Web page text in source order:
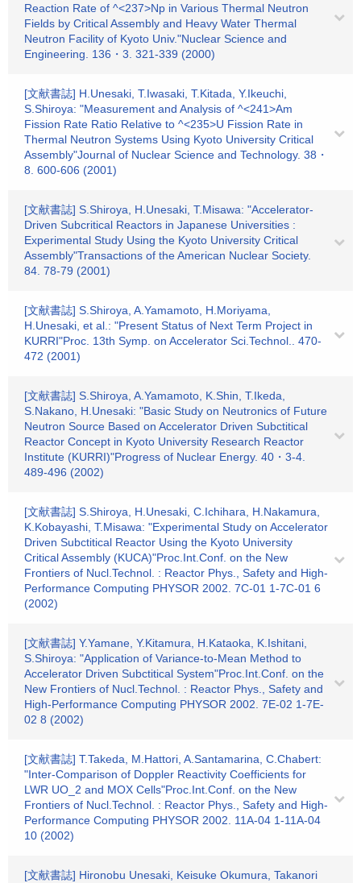
Reaction Rate of ^<237>Np in Various Thermal Neutron
Fields by Critical Assembly and Heavy Water Thermal
Neutron Facility of Kyoto Univ."Nuclear Science and
Engineering. 136・3. 321-339 (2000)
[文献書誌] H.Unesaki, T.Iwasaki, T.Kitada, Y.Ikeuchi,
S.Shiroya: "Measurement and Analysis of ^<241>Am
Fission Rate Ratio Relative to ^<235>U Fission Rate in
Thermal Neutron Systems Using Kyoto University Critical
Assembly"Journal of Nuclear Science and Technology. 38・
8. 600-606 (2001)
[文献書誌] S.Shiroya, H.Unesaki, T.Misawa: "Accelerator-
Driven Subcritical Reactors in Japanese Universities :
Experimental Study Using the Kyoto University Critical
Assembly"Transactions of the American Nuclear Society.
84. 78-79 (2001)
[文献書誌] S.Shiroya, A.Yamamoto, H.Moriyama,
H.Unesaki, et al.: "Present Status of Next Term Project in
KURRI"Proc. 13th Symp. on Accelerator Sci.Technol.. 470-
472 (2001)
[文献書誌] S.Shiroya, A.Yamamoto, K.Shin, T.Ikeda,
S.Nakano, H.Unesaki: "Basic Study on Neutronics of Future
Neutron Source Based on Accelerator Driven Subctitical
Reactor Concept in Kyoto University Research Reactor
Institute (KURRI)"Progress of Nuclear Energy. 40・3-4.
489-496 (2002)
[文献書誌] S.Shiroya, H.Unesaki, C.Ichihara, H.Nakamura,
K.Kobayashi, T.Misawa: "Experimental Study on Accelerator
Driven Subctitical Reactor Using the Kyoto University
Critical Assembly (KUCA)"Proc.Int.Conf. on the New
Frontiers of Nucl.Technol. : Reactor Phys., Safety and High-
Performance Computing PHYSOR 2002. 7C-01 1-7C-01 6
(2002)
[文献書誌] Y.Yamane, Y.Kitamura, H.Kataoka, K.Ishitani,
S.Shiroya: "Application of Variance-to-Mean Method to
Accelerator Driven Subctitical System"Proc.Int.Conf. on the
New Frontiers of Nucl.Technol. : Reactor Phys., Safety and
High-Performance Computing PHYSOR 2002. 7E-02 1-7E-
02 8 (2002)
[文献書誌] T.Takeda, M.Hattori, A.Santamarina, C.Chabert:
"Inter-Comparison of Doppler Reactivity Coefficients for
LWR UO_2 and MOX Cells"Proc.Int.Conf. on the New
Frontiers of Nucl.Technol. : Reactor Phys., Safety and High-
Performance Computing PHYSOR 2002. 11A-04 1-11A-04
10 (2002)
[文献書誌] Hironobu Unesaki, Keisuke Okumura, Takanori